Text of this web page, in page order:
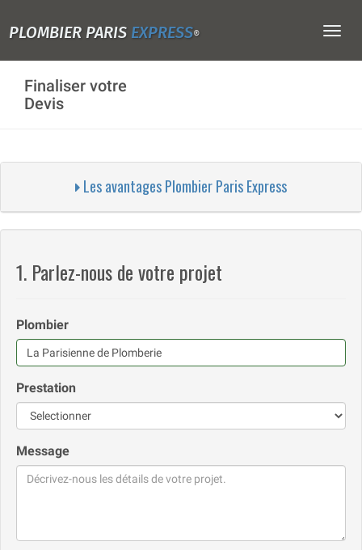
PLOMBIER PARIS EXPRESS®
Finaliser votre
Devis
Les avantages Plombier Paris Express
1. Parlez-nous de votre projet
Plombier
Prestation
Message